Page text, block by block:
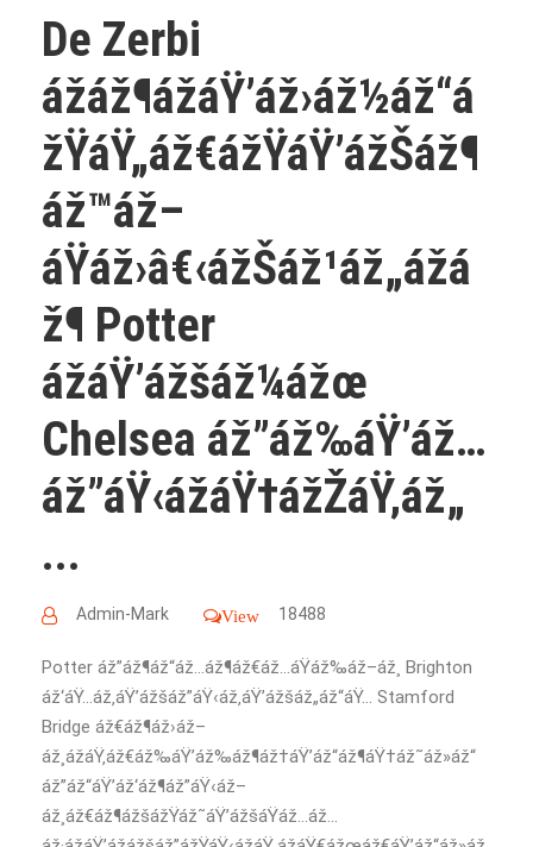
De Zerbi
ážáž¶ážáŸ’áž›áž½áž“á
žŸáŸ„áž€ážŸáŸ’ážŠáž¶
áž™áž–
áŸáž›â€‹ážŠáž¹áž„ážá
ž¶ Potter
ážáŸ’ážšáž¼ážœ
Chelsea áž”áž‰áŸ’áž…
áž”áŸ‹ážáŸ†ážŽáŸ‚áž„
...
Admin-Mark View 18488
Potter áž”áž¶áž“áž…áž¶áž€áž…áŸáž‰áž–áž¸ Brighton
áž‘áŸ…áž‚áŸ’ážšáž”áŸ‹áž‚áŸ’ážšáž„áž“áŸ… Stamford
Bridge áž€áž¶áž›áž–
áž¸ážáŸ‚áž€áž‰áŸ’áž‰áž¶áž†áŸ’áž“áž¶áŸ†áž˜áž»áž“
áž”áž“áŸ’áž‘áž¶áž”áŸ‹áž–
áž¸áž€áž¶ážšážŸáž˜áŸ’ážšáŸáž…áž…